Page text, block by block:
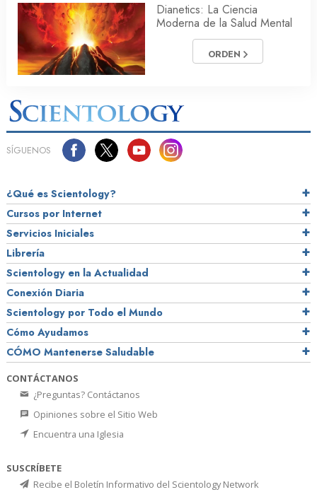
Dianetics: La Ciencia
Moderna de la Salud Mental
ORDEN
SÍGUENOS
¿Qué es Scientology?
Cursos por Internet
Servicios Iniciales
Librería
Scientology en la Actualidad
Conexión Diaria
Scientology por Todo el Mundo
Cómo Ayudamos
CÓMO Mantenerse Saludable
CONTÁCTANOS
¿Preguntas? Contáctanos
Opiniones sobre el Sitio Web
Encuentra una Iglesia
SUSCRÍBETE
Recibe el Boletín Informativo del Scientology Network